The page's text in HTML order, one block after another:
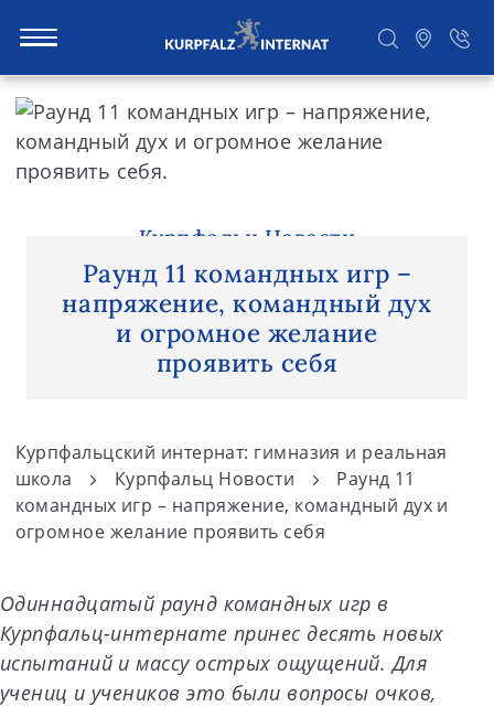
S
Поиск
Курпфальц Новости
Раунд 11 командных игр –
напряжение, командный дух
и огромное желание
проявить себя
Курпфальцский интернат: гимназия и реальная
школа
Курпфальц Новости
Раунд 11
командных игр – напряжение, командный дух и
огромное желание проявить себя
Одиннадцатый раунд командных игр в
Курпфальц-интернате принес десять новых
испытаний и массу острых ощущений. Для
учениц и учеников это были вопросы очков,